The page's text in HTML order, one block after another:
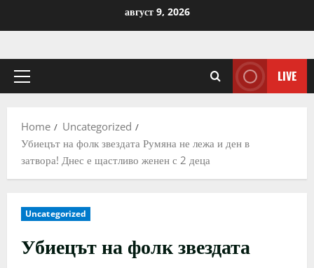
август 9, 2026
Primary
LIVE
Home
Uncategorized
Убиецът на фолк звездата Румяна не лежа и ден в
затвора! Днес е щастливо женен с 2 деца
Uncategorized
Убиецът на фолк звездата